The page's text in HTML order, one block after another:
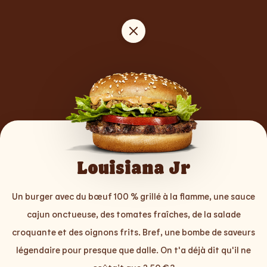
Louisiana Jr
Un burger avec du bœuf 100 % grillé à la flamme, une sauce
cajun onctueuse, des tomates fraîches, de la salade
croquante et des oignons frits. Bref, une bombe de saveurs
légendaire pour presque que dalle. On t'a déjà dit qu'il ne